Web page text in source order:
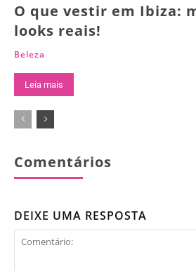
O que vestir em Ibiza:
looks reais!
Beleza
Leia mais
Comentários
DEIXE UMA RESPOSTA